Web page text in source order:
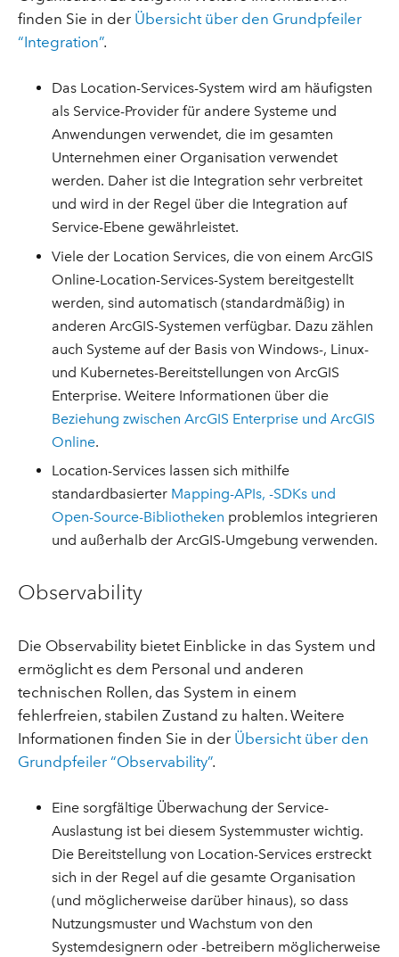
finden Sie in der Übersicht über den Grundpfeiler
“Integration”.
Das Location-Services-System wird am häufigsten
als Service-Provider für andere Systeme und
Anwendungen verwendet, die im gesamten
Unternehmen einer Organisation verwendet
werden. Daher ist die Integration sehr verbreitet
und wird in der Regel über die Integration auf
Service-Ebene gewährleistet.
Viele der Location Services, die von einem ArcGIS
Online-Location-Services-System bereitgestellt
werden, sind automatisch (standardmäßig) in
anderen ArcGIS-Systemen verfügbar. Dazu zählen
auch Systeme auf der Basis von Windows-, Linux-
und Kubernetes-Bereitstellungen von ArcGIS
Enterprise. Weitere Informationen über die
Beziehung zwischen ArcGIS Enterprise und ArcGIS
Online.
Location-Services lassen sich mithilfe
standardbasierter Mapping-APIs, -SDKs und
Open-Source-Bibliotheken problemlos integrieren
und außerhalb der ArcGIS-Umgebung verwenden.
Observability
Die Observability bietet Einblicke in das System und
ermöglicht es dem Personal und anderen
technischen Rollen, das System in einem
fehlerfreien, stabilen Zustand zu halten. Weitere
Informationen finden Sie in der Übersicht über den
Grundpfeiler “Observability”.
Eine sorgfältige Überwachung der Service-
Auslastung ist bei diesem Systemmuster wichtig.
Die Bereitstellung von Location-Services erstreckt
sich in der Regel auf die gesamte Organisation
(und möglicherweise darüber hinaus), so dass
Nutzungsmuster und Wachstum von den
Systemdesignern oder -betreibern möglicherweise